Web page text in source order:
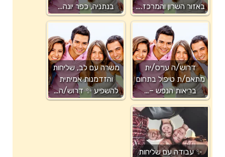
באזור השרון והמרכז.…
בנתניה, כפר יונה…
דרוש/ה עו״ס/ית
מתאם/ת טיפול בתחום
בריאות הנפש –…
משרה עם לב, שליחות
והזדמנות אמיתית
להשפיע ✨ דרוש/ה…
✨ עבודה עם שליחות